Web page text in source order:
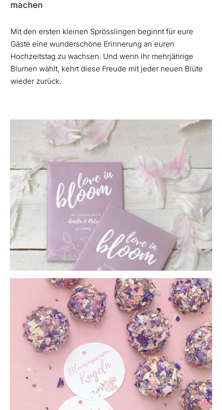
machen
Mit den ersten kleinen Sprösslingen beginnt für eure
Gäste eine wunderschöne Erinnerung an euren
Hochzeitstag zu wachsen. Und wenn ihr mehrjährige
Blumen wählt, kehrt diese Freude mit jeder neuen Blüte
wieder zurück.